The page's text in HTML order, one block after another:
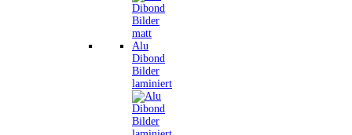
Alu
Dibond
Bilder
laminiert